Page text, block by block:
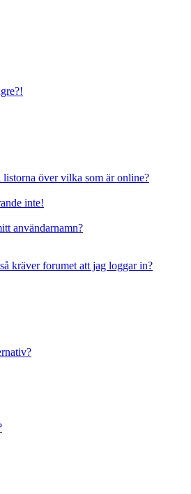
över vilka som är online?
inte!
användarnamn?
kräver forumet att jag loggar in?